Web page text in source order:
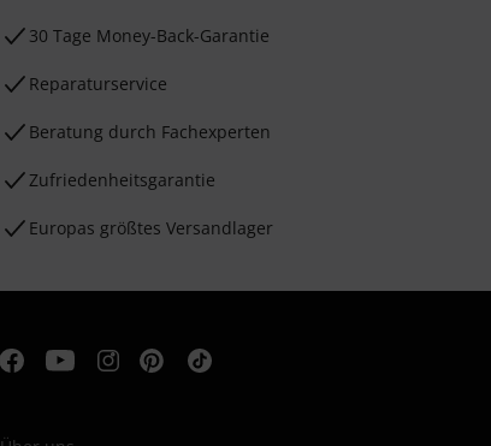
30 Tage Money-Back-Garantie
Reparaturservice
Beratung durch Fachexperten
Zufriedenheitsgarantie
Europas größtes Versandlager